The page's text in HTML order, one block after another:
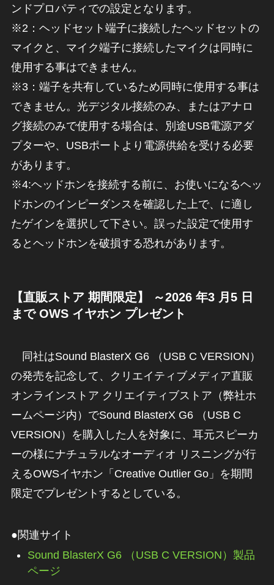
ンドプロパティでの設定となります。
※2：ヘッドセット端子に接続したヘッドセットの
マイクと、マイク端子に接続したマイクは同時に
使用する事はできません。
※3：端子を共有しているため同時に使用する事は
できません。光デジタル接続のみ、またはアナロ
グ接続のみで使用する場合は、別途USB電源アダ
プターや、USBポートより電源供給を受ける必要
があります。
※4:ヘッドホンを接続する前に、お使いになるヘッ
ドホンのインピーダンスを確認した上で、に適し
たゲインを選択して下さい。誤った設定で使用す
るとヘッドホンを破損する恐れがあります。
【直販ストア 期間限定】 ～2026 年3 月5 日
まで OWS イヤホン プレゼント
同社はSound BlasterX G6 （USB C VERSION）
の発売を記念して、クリエイティブメディア直販
オンラインストア クリエイティブストア（弊社ホ
ームページ内）でSound BlasterX G6 （USB C
VERSION）を購入した人を対象に、耳元スピーカ
ーの様にナチュラルなオーディオ リスニングが行
えるOWSイヤホン「Creative Outlier Go」を期間
限定でプレゼントするとしている。
●関連サイト
Sound BlasterX G6 （USB C VERSION）製品
ページ